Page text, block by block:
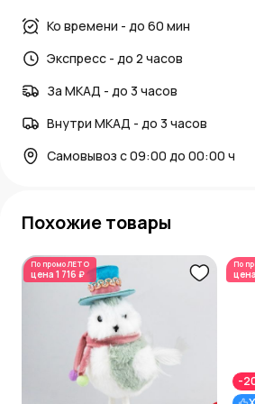
Ко времени - до 60 мин
Экспресс - до 2 часов
За МКАД - до 3 часов
Внутри МКАД - до 3 часов
Самовывоз с 09:00 до 00:00 ч
Похожие товары
По промоЛЕТО
цена 1 716 ₽
По
цена
-